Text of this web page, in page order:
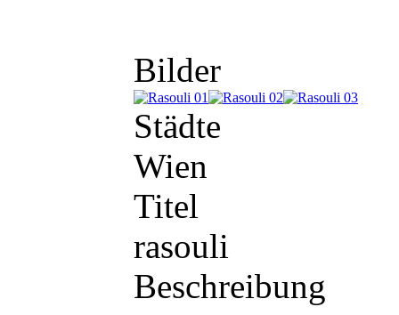
Bilder
Städte
Wien
Titel
rasouli
Beschreibung